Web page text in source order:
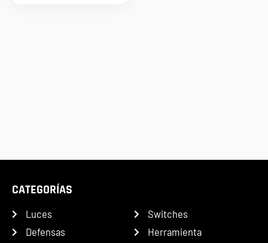
CATEGORÍAS
Luces
Defensas
Switches
Herramienta